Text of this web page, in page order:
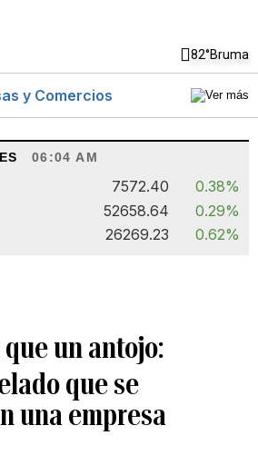
82°Bruma
y Comercios
06:04 AM
7572.40
0.38%
52658.64
0.29%
26269.23 0.62%
que un antojo:
que se
una empresa